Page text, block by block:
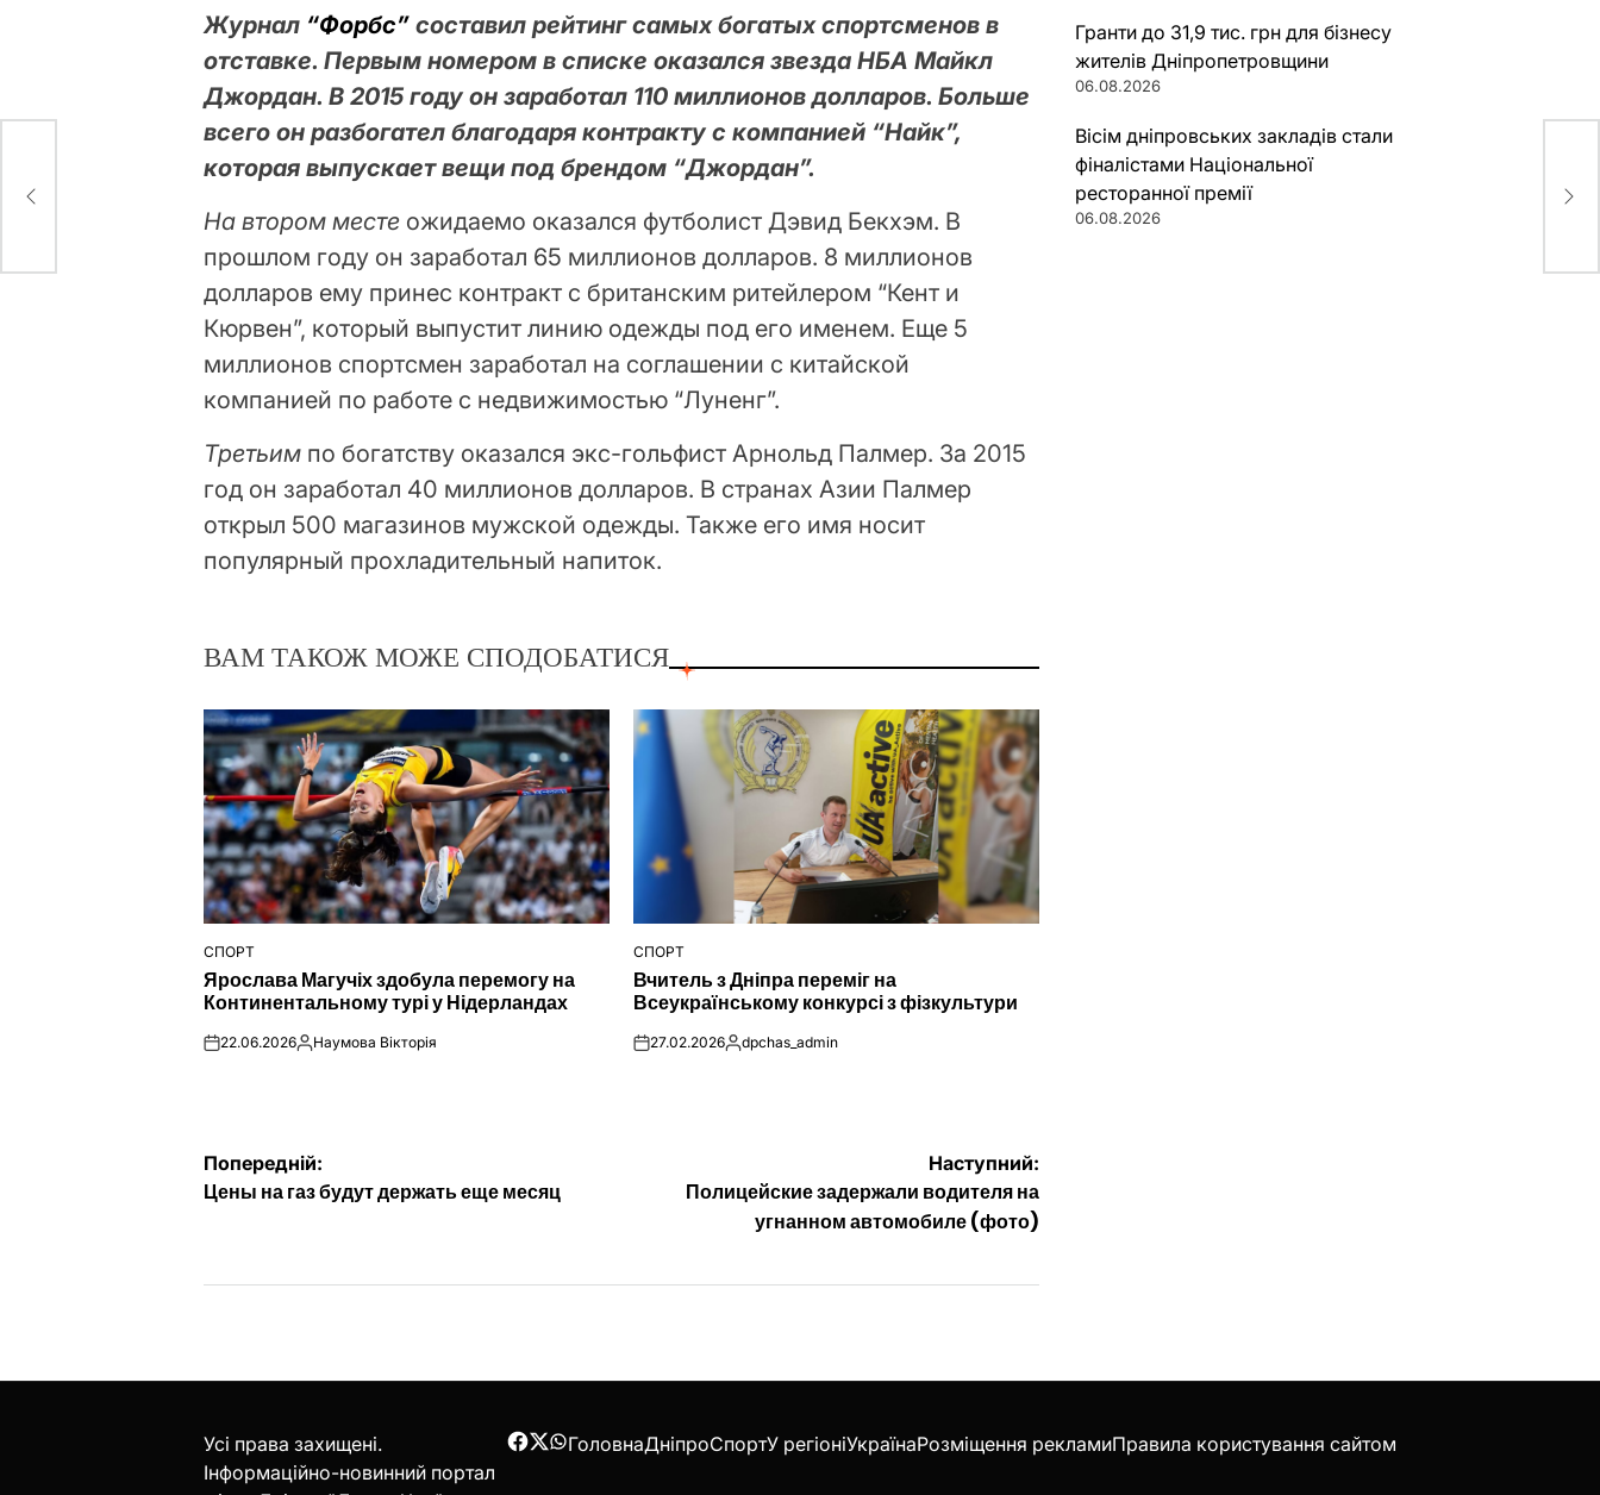
Журнал “Форбс” составил рейтинг самых богатых спортсменов в
отставке. Первым номером в списке оказался звезда НБА Майкл
Джордан. В 2015 году он заработал 110 миллионов долларов. Больше
всего он разбогател благодаря контракту с компанией “Найк”,
которая выпускает вещи под брендом “Джордан”.
На втором месте ожидаемо оказался футболист Дэвид Бекхэм. В
прошлом году он заработал 65 миллионов долларов. 8 миллионов
долларов ему принес контракт с британским ритейлером “Кент и
Кюрвен”, который выпустит линию одежды под его именем. Еще 5
миллионов спортсмен заработал на соглашении с китайской
компанией по работе с недвижимостью “Луненг”.
Третьим по богатству оказался экс-гольфист Арнольд Палмер. За 2015
год он заработал 40 миллионов долларов. В странах Азии Палмер
открыл 500 магазинов мужской одежды. Также его имя носит
популярный прохладительный напиток.
ВАМ ТАКОЖ МОЖЕ СПОДОБАТИСЯ
ОПУБЛІКУВАТИ
У
СПОРТ
Ярослава Магучіх здобула перемогу на
Континентальному турі у Нідерландах
on22.06.2026Опубліковано
Наумова Вікторія
ОПУБЛІКУВАТИ
У
СПОРТ
Вчитель з Дніпра переміг на
Всеукраїнському конкурсі з фізкультури
on27.02.2026Опубліковано
dpchas_admin
на
Навігація
Попередній:
Цены на газ будут держать еще месяц
Наступний:
Полицейские задержали водителя на
угнанном автомобиле (фото)
Гранти до 31,9 тис. грн для бізнесу
жителів Дніпропетровщини
06.08.2026
Вісім дніпровських закладів стали
фіналістами Національної
ресторанної премії
06.08.2026
Усі права захищені.
Інформаційно-новинний портал
Facebook
Twitter
WhatsApp
ГоловнаДніпроСпортУ регіоніУкраїнаРозміщення рекламиПравила користування сайтом